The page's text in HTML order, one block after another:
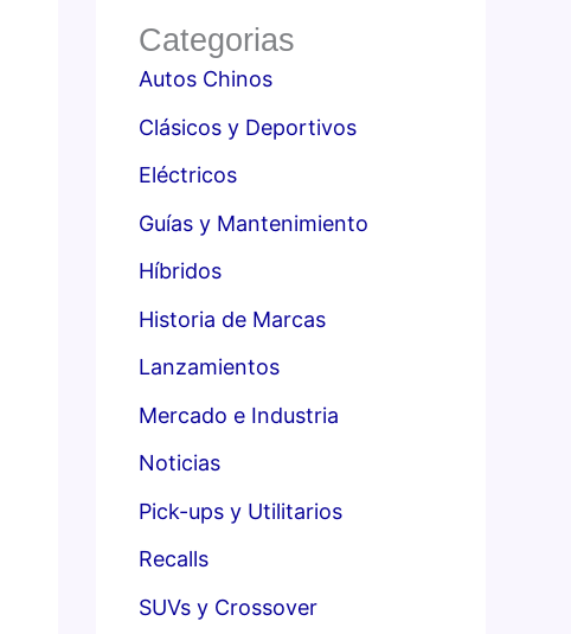
Categorias
Autos Chinos
Clásicos y Deportivos
Eléctricos
Guías y Mantenimiento
Híbridos
Historia de Marcas
Lanzamientos
Mercado e Industria
Noticias
Pick-ups y Utilitarios
Recalls
SUVs y Crossover